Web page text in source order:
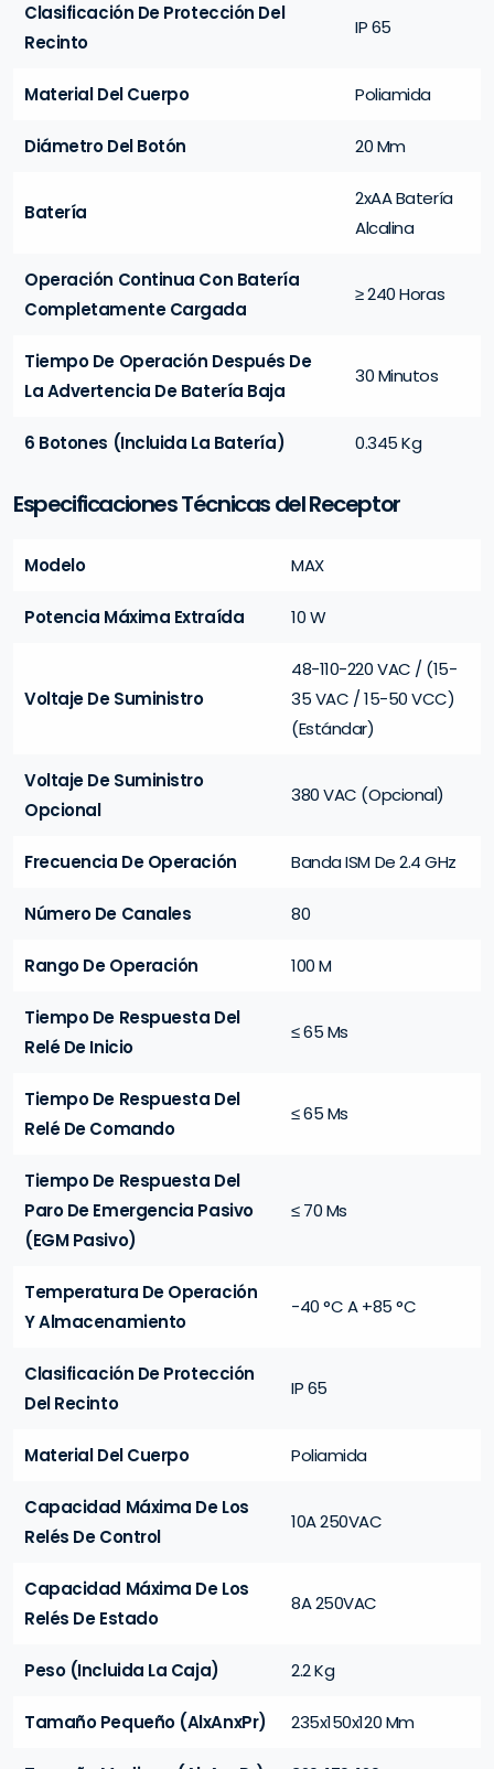
Clasificación De Protección Del
Recinto
IP 65
Material Del Cuerpo Poliamida
Diámetro Del Botón 20 Mm
Batería
2xAA Batería
Alcalina
Operación Continua Con Batería
Completamente Cargada
≥ 240 Horas
Tiempo De Operación Después De
La Advertencia De Batería Baja
30 Minutos
6 Botones (Incluida La Batería) 0.345 Kg
Especificaciones Técnicas del Receptor
Modelo MAX
Potencia Máxima Extraída 10 W
Voltaje De Suministro
48-110-220 VAC / (15-
35 VAC / 15-50 VCC)
(Estándar)
Voltaje De Suministro
Opcional
380 VAC (Opcional)
Frecuencia De Operación Banda ISM De 2.4 GHz
Número De Canales 80
Rango De Operación 100 M
Tiempo De Respuesta Del
Relé De Inicio
≤ 65 Ms
Tiempo De Respuesta Del
Relé De Comando
≤ 65 Ms
Tiempo De Respuesta Del
Paro De Emergencia Pasivo
(EGM Pasivo)
≤ 70 Ms
Temperatura De Operación
Y Almacenamiento
-40 °C A +85 °C
Clasificación De Protección
Del Recinto
IP 65
Material Del Cuerpo Poliamida
Capacidad Máxima De Los
Relés De Control
10A 250VAC
Capacidad Máxima De Los
Relés De Estado
8A 250VAC
Peso (Incluida La Caja) 2.2 Kg
Tamaño Pequeño (AlxAnxPr) 235x150x120 Mm